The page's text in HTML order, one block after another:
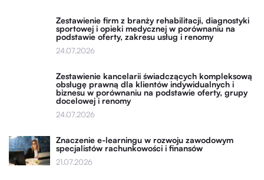
Zestawienie firm z branży rehabilitacji, diagnostyki
sportowej i opieki medycznej w porównaniu na
podstawie oferty, zakresu usług i renomy
24.07.2026
Zestawienie kancelarii świadczących kompleksową
obsługę prawną dla klientów indywidualnych i
biznesu w porównaniu na podstawie oferty, grupy
docelowej i renomy
24.07.2026
Znaczenie e-learningu w rozwoju zawodowym
specjalistów rachunkowości i finansów
21.07.2026